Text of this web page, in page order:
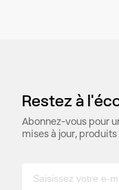
Restez à
Abonnez-vous pour
mises à jour,